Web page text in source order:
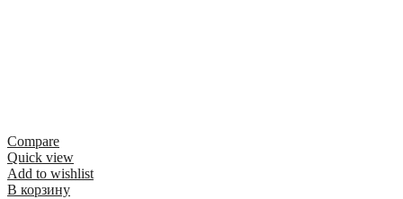
Compare
Quick view
Add to wishlist
В корзину